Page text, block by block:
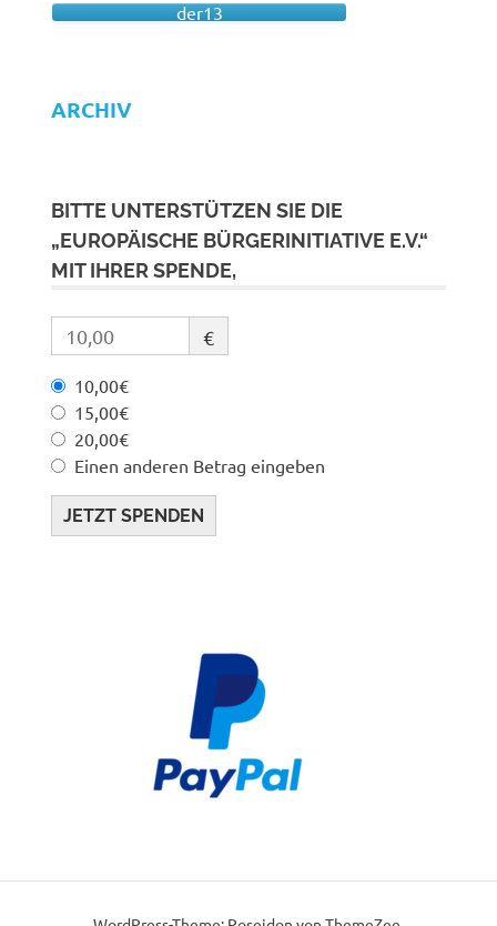
der13
ARCHIV
BITTE UNTERSTÜTZEN SIE DIE
„EUROPÄISCHE BÜRGERINITIATIVE E.V.“
MIT IHRER SPENDE,
€
10,00€
15,00€
20,00€
Einen anderen Betrag eingeben
JETZT SPENDEN